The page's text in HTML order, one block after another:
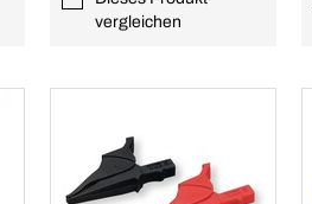
vergleichen